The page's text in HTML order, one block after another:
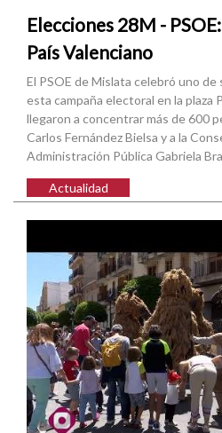
Elecciones 28M -
País Valenciano
El PSOE de Mislata celebró uno
esta campaña electoral en la plaza
llegaron a concentrar más de 600
Carlos Fernández Bielsa y a la
Administración Pública Gabriela
Actualidad